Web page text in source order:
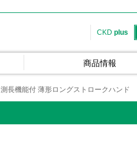
CKD plus
商品情報
測長機能付 薄形ロングストロークハンド